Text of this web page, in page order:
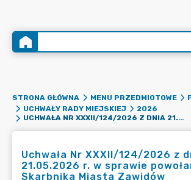
STRONA GŁÓWNA MENU PRZEDMIOTOWE
UCHWAŁY RADY MIEJSKIEJ
2026
UCHWAŁA NR XXXII/124/2026 Z DNIA 21.05.2026 R. W SPRAWIE POWOŁANIA SKARBNIKA MIASTA ZAWIDÓW
Uchwała Nr XXXII/124/2026 z
21.05.2026 r. w sprawie
Skarbnika Miasta Zawidów